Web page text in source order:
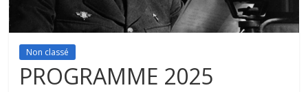
Non classé
PROGRAMME 2025